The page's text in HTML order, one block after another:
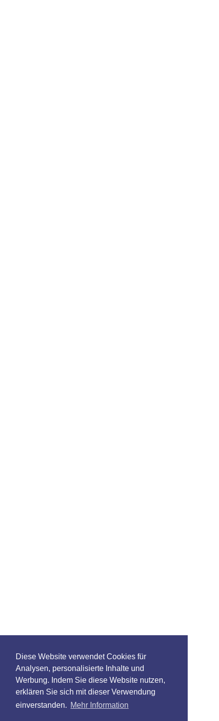
Diese Website verwendet Cookies für
Analysen, personalisierte Inhalte und
Werbung. Indem Sie diese Website nutzen,
erklären Sie sich mit dieser Verwendung
einverstanden. Mehr Information